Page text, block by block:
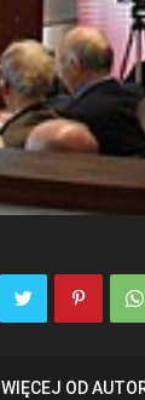
WIĘCEJ OD